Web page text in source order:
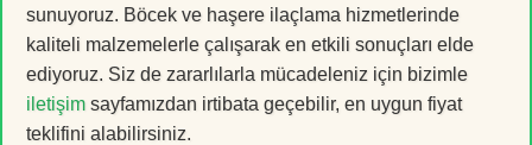
sunuyoruz. Böcek ve haşere ilaçlama hizmetlerinde
kaliteli malzemelerle çalışarak en etkili sonuçları elde
ediyoruz. Siz de zararlılarla mücadeleniz için bizimle
iletişim sayfamızdan irtibata geçebilir, en uygun fiyat
teklifini alabilirsiniz.